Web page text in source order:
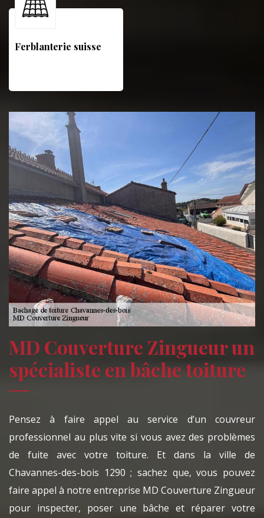
Ferblanterie suisse
MD Couverture Zingueur un
spécialiste en bâche toiture
Pensez à faire appel au service d’un couvreur
professionnel au plus vite si vous avez des problèmes
de fuite avec votre toiture. Et dans la ville de
Chavannes-des-bois 1290 ; sachez que, vous pouvez
faire appel à notre entreprise MD Couverture Zingueur
pour inspecter, poser une bâche et réparer votre